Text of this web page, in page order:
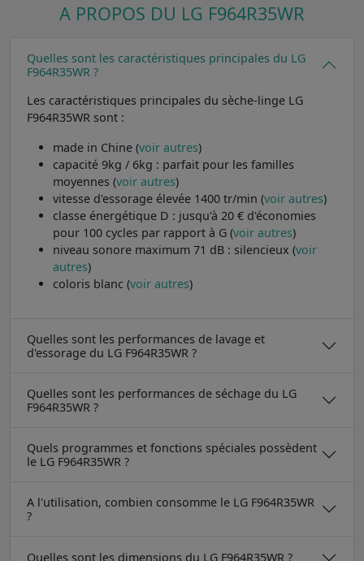
A PROPOS DU LG F964R35WR
Quelles sont les caractéristiques principales du LG
F964R35WR ?
Les caractéristiques principales du sèche-linge LG
F964R35WR sont :
made in Chine (voir autres)
capacité 9kg / 6kg : parfait pour les familles
moyennes (voir autres)
vitesse d'essorage élevée 1400 tr/min (voir autres)
classe énergétique D : jusqu'à 20 € d'économies
pour 100 cycles par rapport à G (voir autres)
niveau sonore maximum 71 dB : silencieux (voir
autres)
coloris blanc (voir autres)
Quelles sont les performances de lavage et
d'essorage du LG F964R35WR ?
Quelles sont les performances de séchage du LG
F964R35WR ?
Quels programmes et fonctions spéciales possèdent
le LG F964R35WR ?
A l'utilisation, combien consomme le LG F964R35WR
?
Quelles sont les dimensions du LG F964R35WR ?